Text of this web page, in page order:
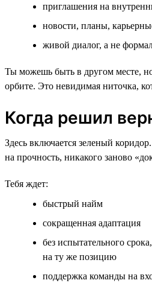
приглашения на
новости, планы,
живой диалог, а не
Ты можешь быть в другом месте,
орбите. Это невидимая ниточка,
Когда решил
Здесь включается зеленый
на прочность, никакого заново
Тебя ждет:
быстрый найм
сокращенная адаптация
без испытательного
на ту же позицию
поддержка команды на